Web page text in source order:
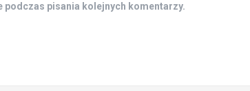
pisania kolejnych komentarzy.